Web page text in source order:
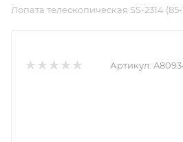
Лопата телескопическая SS-2314
Артикул: